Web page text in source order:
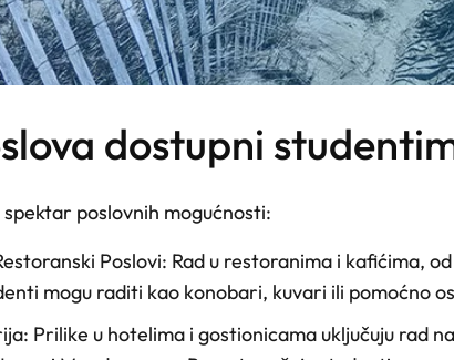
dostupni
poslovnih mogućnosti:
Poslovi: Rad u restoranima i kafićima,
mogu raditi kao konobari, kuvari ili pomoćno
: Prilike u hotelima i gostionicama uključuju rad